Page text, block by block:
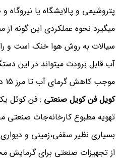
پتروشیمی و پالایشگاه یا نیروگاه و
میگیرد.نحوه عملکردی این گونه
سیالات به روش هوا خنک است و
آب قابل برودت میتواند در این
موجب کاهش گرمای آب تا مرز 15 درجه سانتیگراد شود.
کویل فن کویل صنعتی : فن کوئل
تهویه مطبوع کارخانه‌جات صنعتی
بسیاری نظیر سقفی،زمینی و
از تجهیزات صنعتی برای گرمایش